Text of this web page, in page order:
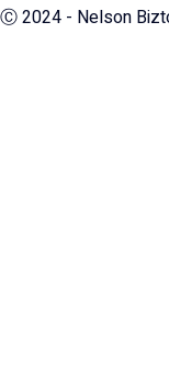
Ⓒ 2024 - Nelson